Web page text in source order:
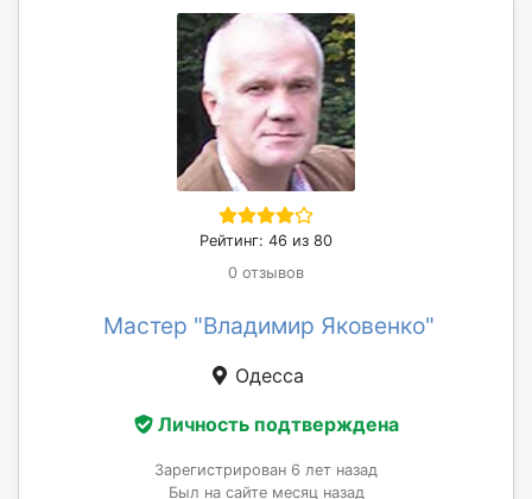
Рейтинг: 46 из 80
0 отзывов
Мастер "Владимир Яковенко"
Одесса
Личность подтверждена
Зарегистрирован 6 лет назад
Был на сайте месяц назад